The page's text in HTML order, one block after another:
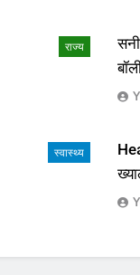
राज्य
आई
स्वास्थ्य